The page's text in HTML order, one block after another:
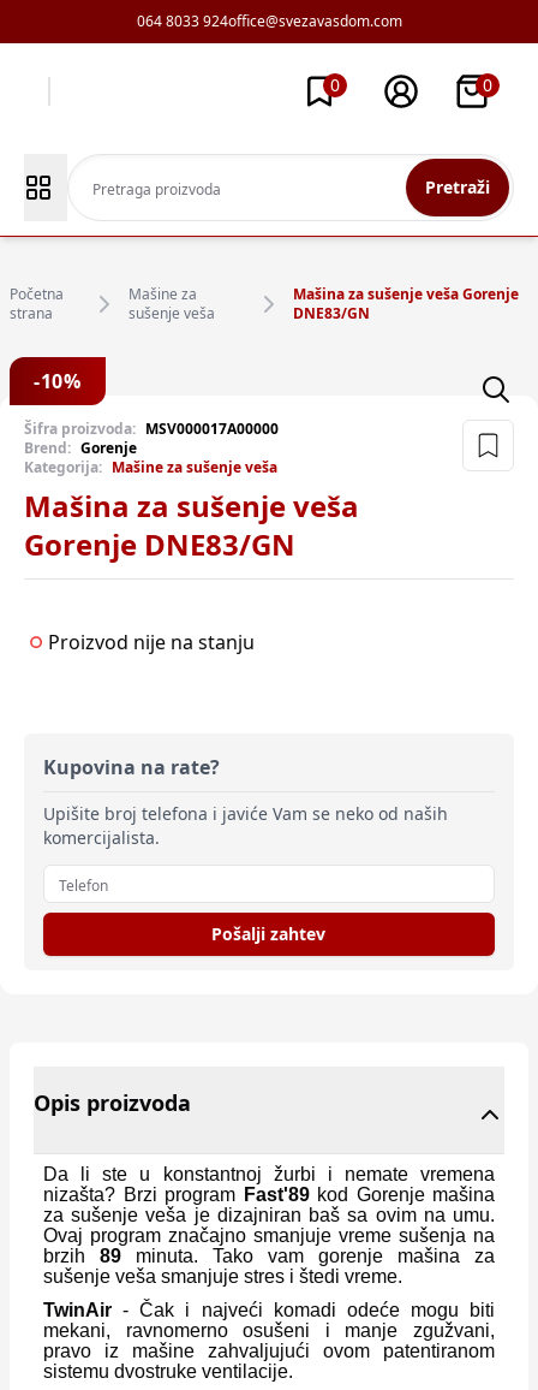
064 8033 924office@svezavasdom.com
0 0
Pretraži
Početna
strana
Mašine za
sušenje veša
Mašina za sušenje veša Gorenje
DNE83/GN
-10%
Šifra proizvoda: MSV000017A00000
Brend: Gorenje
Kategorija: Mašine za sušenje veša
Mašina za sušenje veša
Gorenje DNE83/GN
Proizvod nije na stanju
Kupovina na rate?
Upišite broj telefona i javiće Vam se neko od naših
komercijalista.
Pošalji zahtev
Opis proizvoda
Da li ste u konstantnoj žurbi i nemate vremena
nizašta? Brzi program Fast'89kod Gorenje mašina
za sušenje veša je dizajniran baš sa ovim na umu.
Ovaj program značajno smanjuje vreme sušenja na
brzih 89 minuta. Tako vam gorenje mašina za
sušenje veša smanjuje stres i štedi vreme.
TwinAir - Čak i najveći komadi odeće mogu biti
mekani, ravnomerno osušeni i manje zgužvani,
pravo iz mašine zahvaljujući ovom patentiranom
sistemu dvostruke ventilacije.